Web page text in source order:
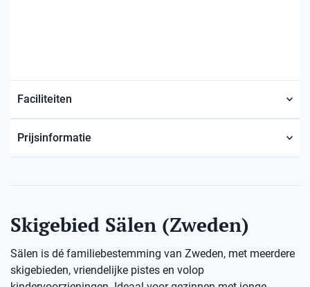
Faciliteiten
Prijsinformatie
Skigebied Sälen (Zweden)
Sälen is dé familiebestemming van Zweden, met meerdere
skigebieden, vriendelijke pistes en volop